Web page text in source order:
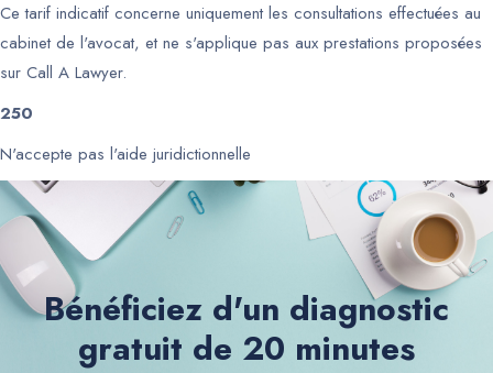
Ce tarif indicatif concerne uniquement les consultations effectuées au
cabinet de l'avocat, et ne s'applique pas aux prestations proposées
sur Call A Lawyer.
250
N'accepte pas l'aide juridictionnelle
Bénéficiez d'un diagnostic
gratuit de 20 minutes